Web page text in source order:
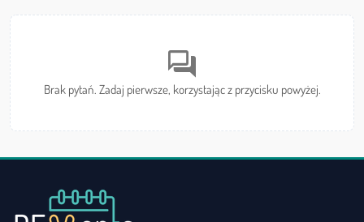
forum
Brak pytań. Zadaj pierwsze, korzystając z przycisku powyżej.